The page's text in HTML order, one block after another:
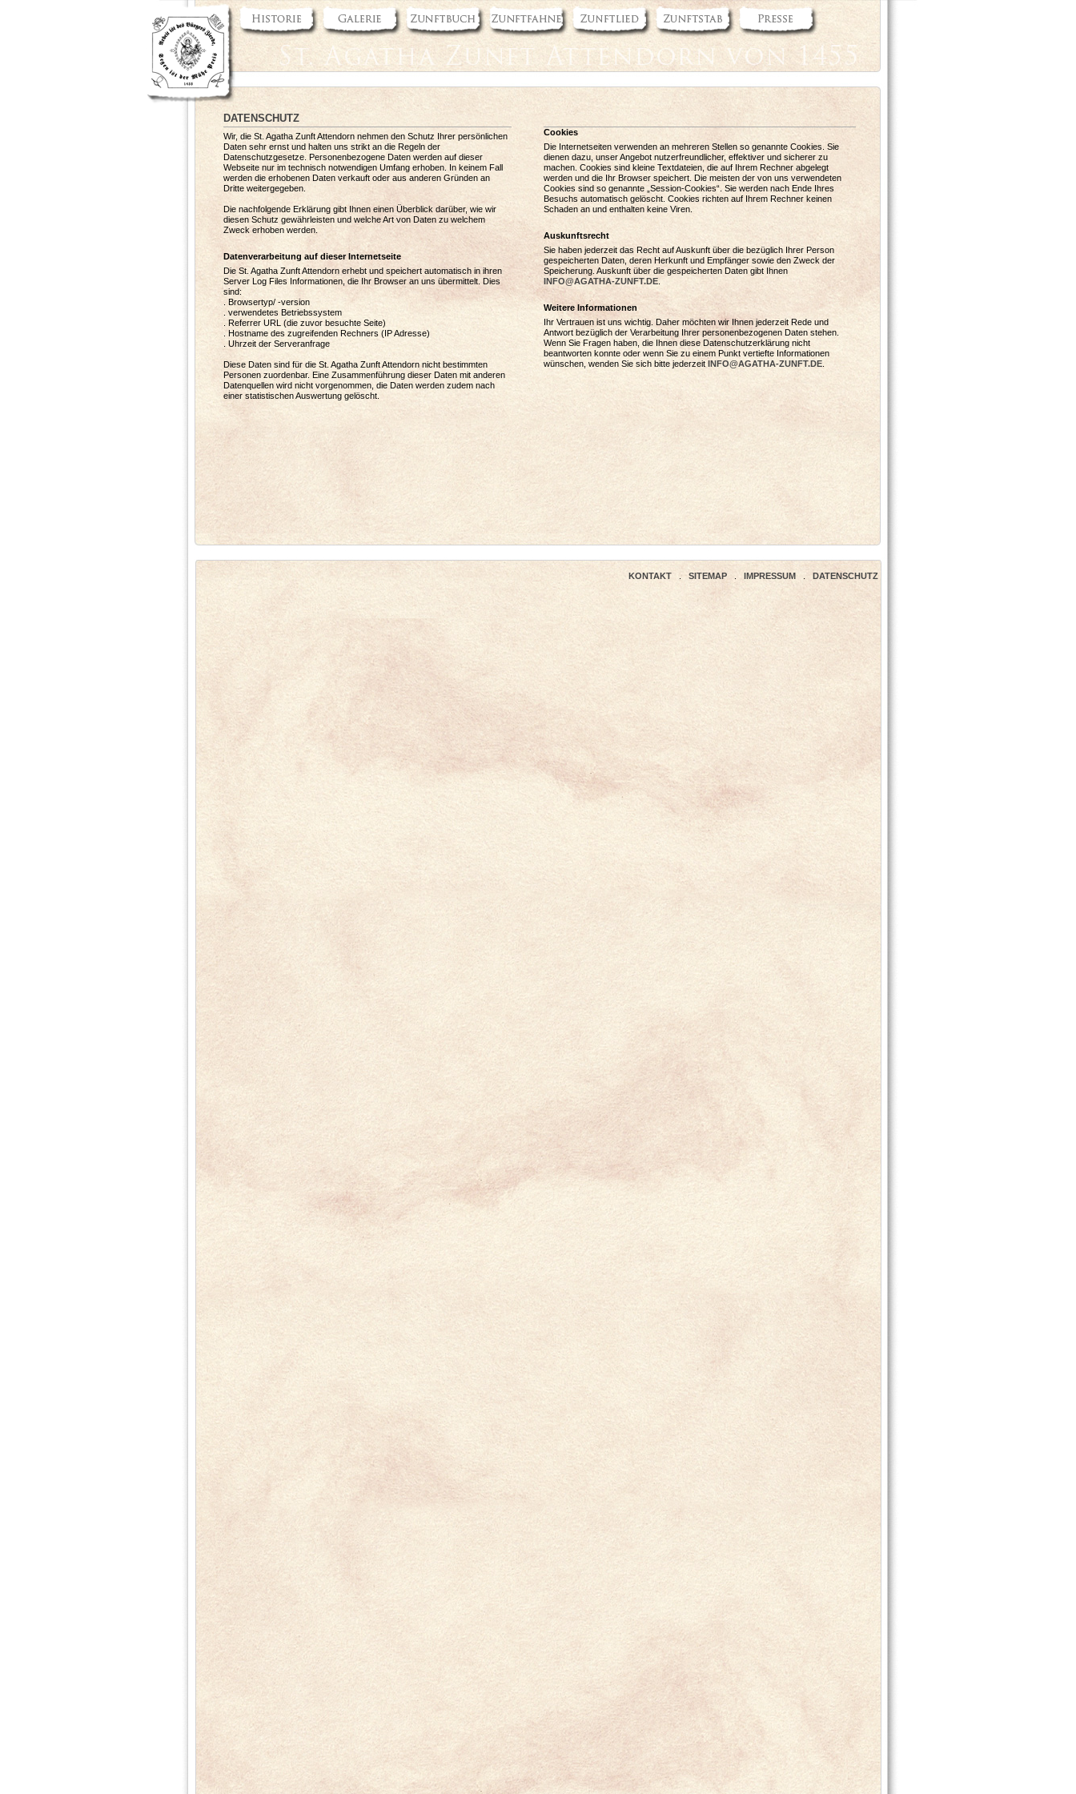
DATENSCHUTZ
Wir, die St. Agatha Zunft Attendorn nehmen den Schutz Ihrer persönlichen
Daten sehr ernst und halten uns strikt an die Regeln der
Datenschutzgesetze. Personenbezogene Daten werden auf dieser
Webseite nur im technisch notwendigen Umfang erhoben. In keinem Fall
werden die erhobenen Daten verkauft oder aus anderen Gründen an
Dritte weitergegeben.
Die nachfolgende Erklärung gibt Ihnen einen Überblick darüber, wie wir
diesen Schutz gewährleisten und welche Art von Daten zu welchem
Zweck erhoben werden.
Datenverarbeitung auf dieser Internetseite
Die St. Agatha Zunft Attendorn erhebt und speichert automatisch in ihren
Server Log Files Informationen, die Ihr Browser an uns übermittelt. Dies
sind:
. Browsertyp/ -version
. verwendetes Betriebssystem
. Referrer URL (die zuvor besuchte Seite)
. Hostname des zugreifenden Rechners (IP Adresse)
. Uhrzeit der Serveranfrage
Diese Daten sind für die St. Agatha Zunft Attendorn nicht bestimmten
Personen zuordenbar. Eine Zusammenführung dieser Daten mit anderen
Datenquellen wird nicht vorgenommen, die Daten werden zudem nach
einer statistischen Auswertung gelöscht.
Cookies
Die Internetseiten verwenden an mehreren Stellen so genannte Cookies. Sie
dienen dazu, unser Angebot nutzerfreundlicher, effektiver und sicherer zu
machen. Cookies sind kleine Textdateien, die auf Ihrem Rechner abgelegt
werden und die Ihr Browser speichert. Die meisten der von uns verwendeten
Cookies sind so genannte „Session-Cookies“. Sie werden nach Ende Ihres
Besuchs automatisch gelöscht. Cookies richten auf Ihrem Rechner keinen
Schaden an und enthalten keine Viren.
Auskunftsrecht
Sie haben jederzeit das Recht auf Auskunft über die bezüglich Ihrer Person
gespeicherten Daten, deren Herkunft und Empfänger sowie den Zweck der
Speicherung. Auskunft über die gespeicherten Daten gibt Ihnen
INFO@AGATHA-ZUNFT.DE
Weitere Informationen
Ihr Vertrauen ist uns wichtig. Daher möchten wir Ihnen jederzeit Rede und
Antwort bezüglich der Verarbeitung Ihrer personenbezogenen Daten stehen.
Wenn Sie Fragen haben, die Ihnen diese Datenschutzerklärung nicht
beantworten konnte oder wenn Sie zu einem Punkt vertiefte Informationen
wünschen, wenden Sie sich bitte jederzeit INFO@AGATHA-ZUNFT.DE
KONTAKT . SITEMAP IMPRESSUM DATENSCHUTZ